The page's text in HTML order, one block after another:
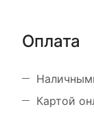
Оплата
Картой